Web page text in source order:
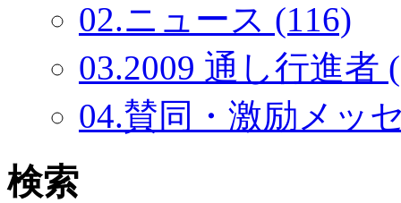
02.ニュース (116)
03.2009 通し行進者
04.賛同・激励メッ
検索